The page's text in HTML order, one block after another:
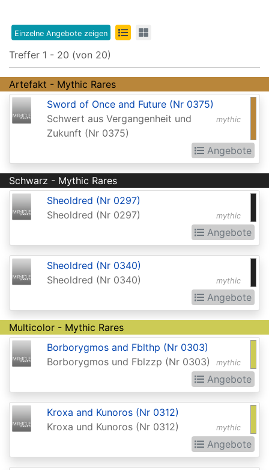
8th
Edition
9th
Edition
Adventures
Forgotten
Realms
Adventures
the
Forgotten
Realms:
Aether
Revolt
Aetherdrift
Extras
Alara
Alliances
Einzelne Angebote zeigen
Treffer 1 - 20 (von 20)
Artefakt - Mythic Rares
mythic
Sword of Once and Future (Nr 0375)
Schwert aus Vergangenheit und
Zukunft (Nr 0375)
Angebote
Schwarz - Mythic Rares
mythic
Sheoldred (Nr 0297)
Sheoldred (Nr 0297)
Angebote
mythic
Sheoldred (Nr 0340)
Sheoldred (Nr 0340)
Angebote
Multicolor - Mythic Rares
mythic
Borborygmos and Fblthp (Nr 0303)
Borborygmos und Fblzzp (Nr 0303)
Angebote
mythic
Kroxa and Kunoros (Nr 0312)
Kroxa und Kunoros (Nr 0312)
Angebote